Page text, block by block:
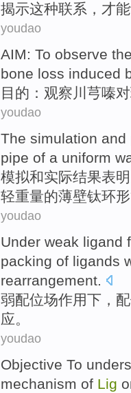
揭示这种联系，才
youdao
AIM: To observe the
bone loss induced
目的 ： 观察 川芎嗪对
youdao
The simulation and
pipe of a uniform
模拟和实际结果表明
轻重量的薄壁钛环形
youdao
Under weak ligand
packing of ligands
rearrangement.
弱配位场作用下 ， 配
应。
youdao
Objective To
mechanism of Lig